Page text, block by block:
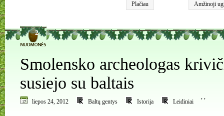
Plačiau
Amžinoji
2
Smolensko archeologas
susiejo su baltais
liepos 24, 2012 Baltų gentys
,
Istorija
,
Leidiniai